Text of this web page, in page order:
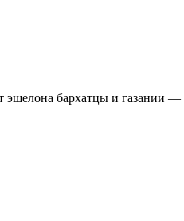
бархатцы и газании